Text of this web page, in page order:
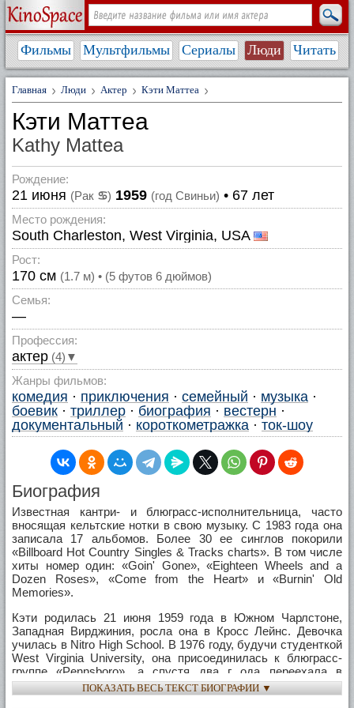
Фильмы Мультфильмы Сериалы Люди Читать
Главная Люди Актер Кэти Маттеа
Кэти Маттеа
Kathy Mattea
Рождение:
21 июня (Рак ♋) 1959 (год Свиньи) • 67 лет
Место рождения:
South Charleston, West Virginia, USA
Рост:
170 см (1.7 м) • (5 футов 6 дюймов)
Семья:
—
Профессия:
актер (4)▼
Жанры фильмов:
комедия · приключения · семейный · музыка ·
боевик · триллер · биография · вестерн ·
документальный · короткометражка · ток-шоу
Биография
Известная кантри- и блюграсс-исполнительница, часто
вносящая кельтские нотки в свою музыку. С 1983 года она
записала 17 альбомов. Более 30 ее синглов покорили
«Billboard Hot Country Singles & Tracks charts». В том числе
хиты номер один: «Goin' Gone», «Eighteen Wheels and a
Dozen Roses», «Come from the Heart» и «Burnin' Old
Memories».
Кэти родилась 21 июня 1959 года в Южном Чарлстоне,
Западная Вирджиния, росла она в Кросс Лейнс. Девочка
училась в Nitro High School. В 1976 году, будучи студенткой
West Virginia University, она присоединилась к блюграсс-
группе «Pennsboro», а спустя два г ода переехала в
Нэшвилль. Она работала гидом в «Country Music Hall of
Fame», была исполнительницей бэк-вокала у Бобби
ПОКАЗАТЬ ВЕСЬ ТЕКСТ БИОГРАФИИ ▼